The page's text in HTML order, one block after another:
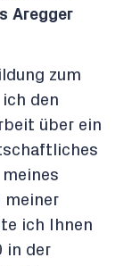
Aregger
zum
den
über ein
meiner
ich Ihnen
in der